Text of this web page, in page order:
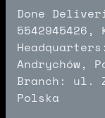
Done
5542945426,
Andrychów,
Branch: ul.
Polska